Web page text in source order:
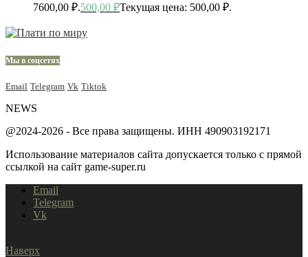
7600,00 ₽.500,00 ₽Текущая цена: 500,00 ₽.
Мы в соцсетях
Email Telegram Vk Tiktok
NEWS
@2024-2026 - Все права защищены. ИНН 490903192171
Использование материалов сайта допускается только с прямой
ссылкой на сайт game-super.ru
Email
Telegram
Vk
Наверх